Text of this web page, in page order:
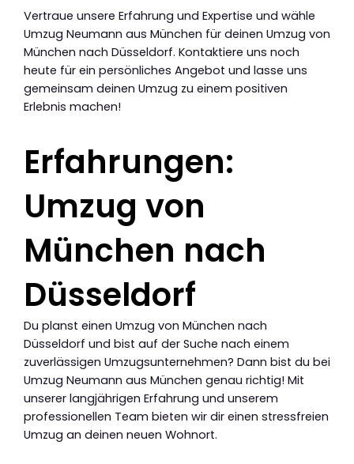
Vertraue unsere Erfahrung und Expertise und wähle
Umzug Neumann aus München für deinen Umzug von
München nach Düsseldorf. Kontaktiere uns noch
heute für ein persönliches Angebot und lasse uns
gemeinsam deinen Umzug zu einem positiven
Erlebnis machen!
Erfahrungen:
Umzug von
München nach
Düsseldorf
Du planst einen Umzug von München nach
Düsseldorf und bist auf der Suche nach einem
zuverlässigen Umzugsunternehmen? Dann bist du bei
Umzug Neumann aus München genau richtig! Mit
unserer langjährigen Erfahrung und unserem
professionellen Team bieten wir dir einen stressfreien
Umzug an deinen neuen Wohnort.